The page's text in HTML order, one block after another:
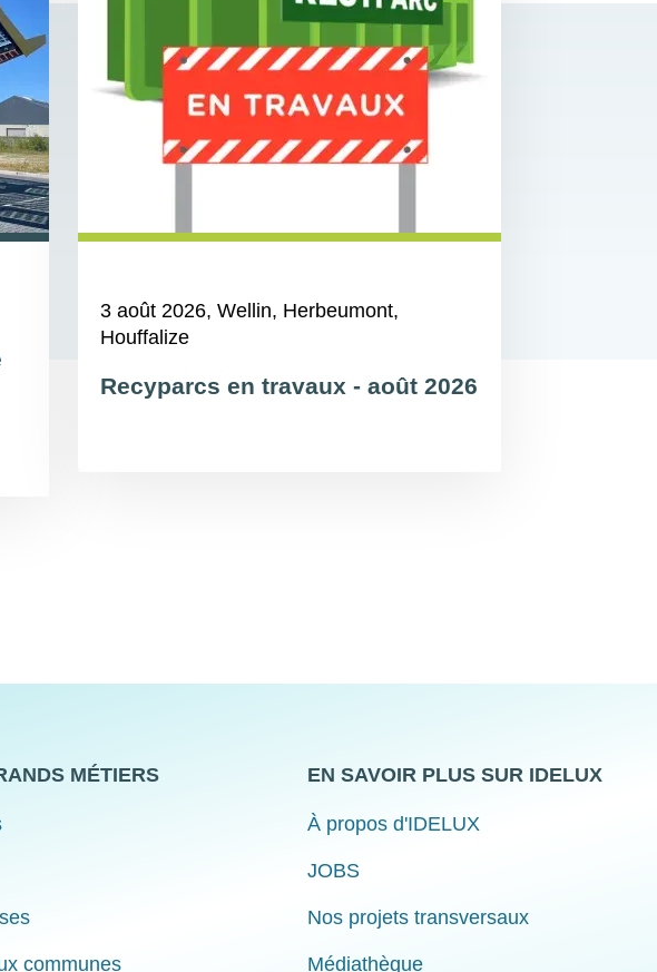
3 août 2026, Wellin, Herbeumont,
Houffalize
Recyparcs en travaux - août 2026
MÉTIERS
communes
EN SAVOIR PLUS SUR IDELUX
À propos d'IDELUX
JOBS
Nos projets transversaux
Médiathèque